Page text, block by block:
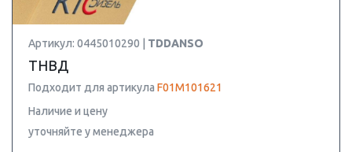
Артикул: 0445010290 | TDDANSO
ТНВД
Подходит для артикула F01M101621
Наличие и цену
уточняйте у менеджера